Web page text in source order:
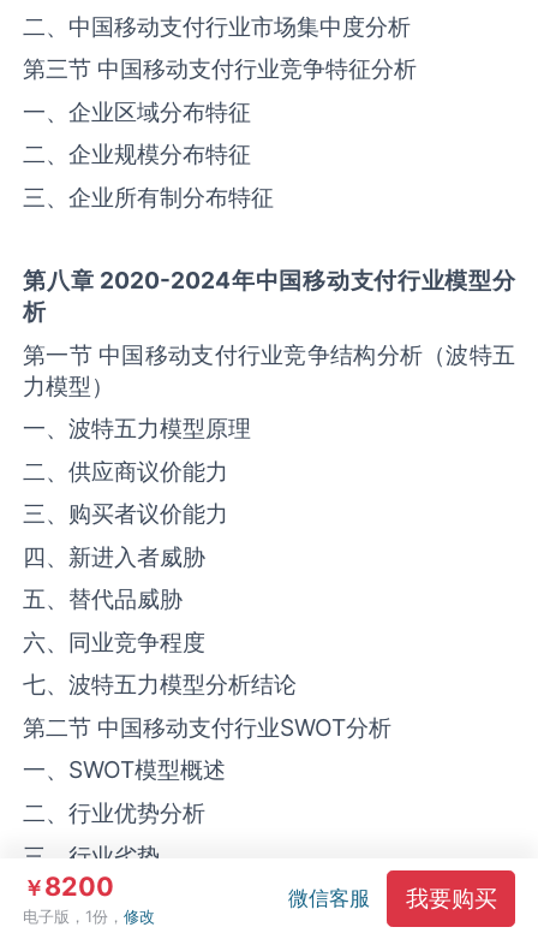
二、中国移动支付行业市场集中度分析
第三节 中国移动支付行业竞争特征分析
一、企业区域分布特征
二、企业规模分布特征
三、企业所有制分布特征
第八章 2020-2024年中国移动支付行业模型分
析
第一节 中国移动支付行业竞争结构分析（波特五
力模型）
一、波特五力模型原理
二、供应商议价能力
三、购买者议价能力
四、新进入者威胁
五、替代品威胁
六、同业竞争程度
七、波特五力模型分析结论
第二节 中国移动支付行业SWOT分析
一、SWOT模型概述
二、行业优势分析
三、行业劣势
四、行业机会
￥8200
电子版，1份，修改
微信客服 我要购买